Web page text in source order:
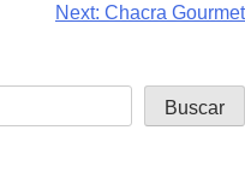
Next: Chacra Gourmet
Buscar